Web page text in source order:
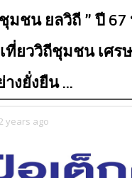
มชน ยลวิถี ” ปี 67
ที่ยววิถีชุมชน เศร
งยั่งยืน ...
years ago